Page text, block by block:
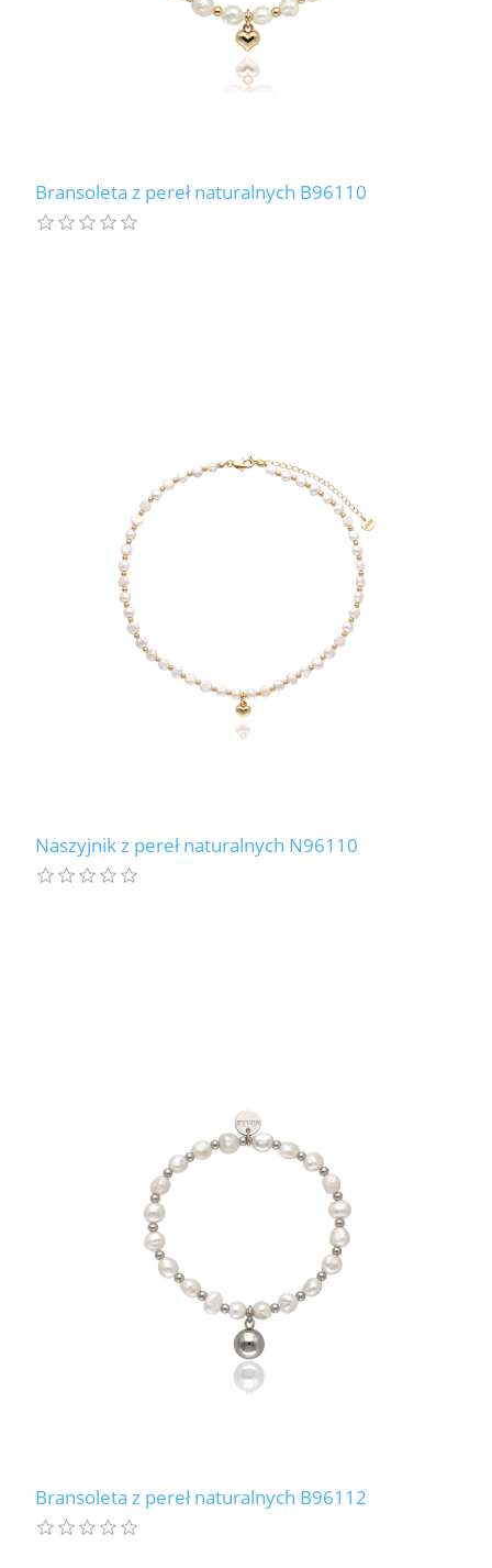
Bransoleta z pereł naturalnych B96110
Naszyjnik z pereł naturalnych N96110
Bransoleta z pereł naturalnych B96112